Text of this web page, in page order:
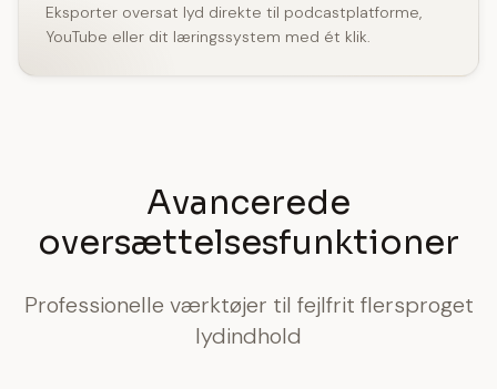
Eksporter oversat lyd direkte til podcastplatforme,
YouTube eller dit læringssystem med ét klik.
Avancerede
oversættelsesfunktioner
Professionelle værktøjer til fejlfrit flersproget
lydindhold